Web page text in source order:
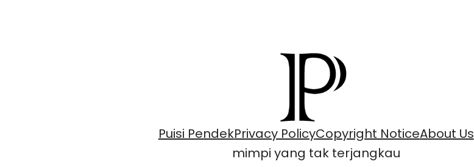
Puisi PendekPrivacy PolicyCopyright NoticeAbout Us
mimpi yang tak terjangkau